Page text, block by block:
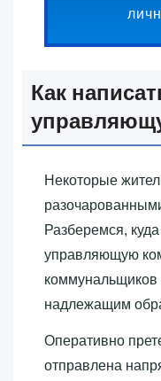
Как
Некоторые
Разберемся,
управляющую
коммунальщиков
надлежащим
Оперативно
отправлена